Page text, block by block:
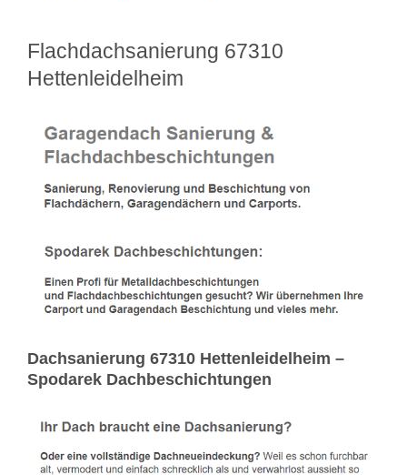
Flachdachsanierung 67310
Hettenleidelheim
Dachsanierung 67310 Hettenleidelheim –
Spodarek Dachbeschichtungen